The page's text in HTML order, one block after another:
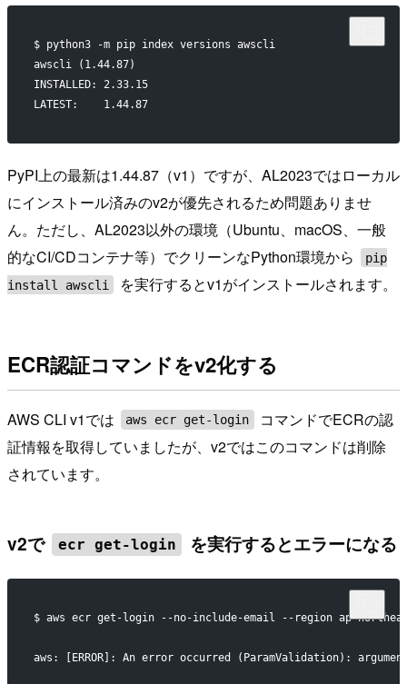
$ python3 -m pip index versions awscli
awscli (1.44.87)
INSTALLED: 2.33.15
LATEST:    1.44.87
PyPI上の最新は1.44.87（v1）ですが、AL2023ではローカル
にインストール済みのv2が優先されるため問題ありませ
ん。ただし、AL2023以外の環境（Ubuntu、macOS、一般
的なCI/CDコンテナ等）でクリーンなPython環境から
pip
install awscli
を実行するとv1がインストールされます。
ECR認証コマンドをv2化する
AWS CLI v1では aws ecr get-login
コマンドでECRの認
証情報を取得していましたが、v2ではこのコマンドは削除
されています。
v2で ecr get-login を実行するとエラーになる
$ aws ecr get-login --no-include-email --region ap-
aws: [ERROR]: An error occurred (ParamValidation):